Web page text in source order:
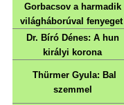
Gorbacsov a harmadik
világháborúval fenyeget
Dr. Bíró Dénes: A hun
királyi korona
Thürmer Gyula: Bal
szemmel